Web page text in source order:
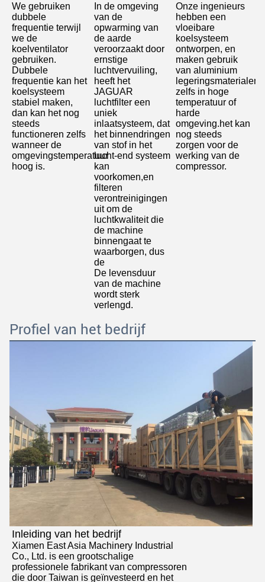
We gebruiken
dubbele
frequentie terwijl
we de
koelventilator
gebruiken.
Dubbele
frequentie kan het
koelsysteem
stabiel maken,
dan kan het nog
steeds
functioneren zelfs
wanneer de
omgevingstemperatuur
hoog is.
In de omgeving
van de
opwarming van
de aarde
veroorzaakt door
ernstige
luchtvervuiling,
heeft het
JAGUAR
luchtfilter een
uniek
inlaatsysteem, dat
het binnendringen
van stof in het
lucht-end systeem
kan
voorkomen,en
filteren
verontreinigingen
uit om de
luchtkwaliteit die
de machine
binnengaat te
waarborgen, dus
de
De levensduur
van de machine
wordt sterk
verlengd.
Onze ingenieurs
hebben een
vloeibare
koelsysteem
ontworpen, en
maken gebruik
van aluminium
legeringsmaterialen,
zelfs in hoge
temperatuur of
harde
omgeving.het kan
nog steeds
zorgen voor de
werking van de
compressor.
Profiel van het bedrijf
Inleiding van het bedrijf
Xiamen East Asia Machinery Industrial
Co., Ltd. is een grootschalige
professionele fabrikant van compressoren
die door Taiwan is geïnvesteerd en het